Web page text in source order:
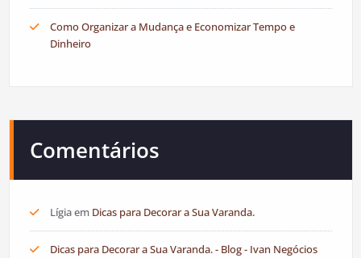
Como Organizar a Mudança e Economizar Tempo e
Dinheiro
Comentários
Lígiaem Dicas para Decorar a Sua Varanda.
Dicas para Decorar a Sua Varanda. - Blog - Ivan Negócios